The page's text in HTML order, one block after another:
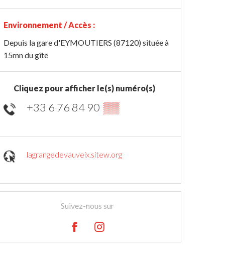
Environnement / Accès :
Depuis la gare d'EYMOUTIERS (87120) située à
15mn du gîte
Cliquez pour afficher le(s) numéro(s)
+33 6 76 84 90 ▒▒
lagrangedevauveix.sitew.org
Suivez-nous sur